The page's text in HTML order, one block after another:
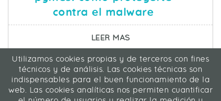
contra el malware
LEER MASSOBRE
ICA Informática y Comunicaciones Avanzadas SL
C/ La Rábida 27, 28039 Madrid
91 311 04 87
Utilizamos cookies propias y de terceros con fines
técnicos y de análisis. Las cookies técnicas son
indispensables para el buen funcionamiento de la
web. Las cookies analíticas nos permiten cuantificar